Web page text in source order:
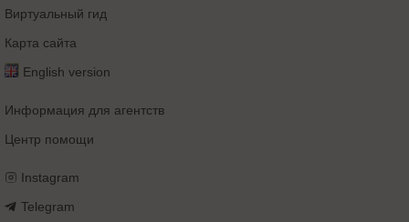
Виртуальный гид
Карта сайта
English version
Информация для агентств
Центр помощи
Instagram
Telegram